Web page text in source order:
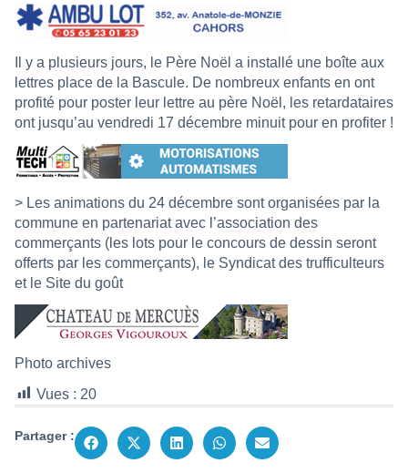
Il y a plusieurs jours, le Père Noël a installé une boîte aux
lettres place de la Bascule. De nombreux enfants en ont
profité pour poster leur lettre au père Noël, les retardataires
ont jusqu’au vendredi 17 décembre minuit pour en profiter !
> Les animations du 24 décembre sont organisées par la
commune en partenariat avec l’association des
commerçants (les lots pour le concours de dessin seront
offerts par les commerçants), le Syndicat des trufficulteurs
et le Site du goût
Photo archives
Vues : 20
Partager :